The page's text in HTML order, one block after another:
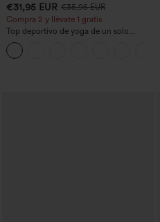
€31,95 EUR €35,95 EUR
Compra 2 y llévate 1 gratis
Top deportivo de yoga de un solo
hombro, manga larga con agujero para
el pulgar, dobladillo curvo estilo high-
low (frente más corto, espalda más